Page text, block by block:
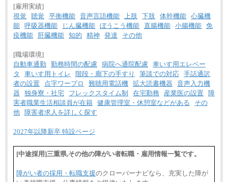
[雇用実績]
視覚
聴覚 平衡機能 音声言語機能 上肢 下肢 体幹機能 心臓機
能 呼吸器機能 じん臓機能 ぼうこう機能 直腸機能 小腸機能 免
疫機能
肝臓機能 知的 精神 発達 その他
[職場環境]
自動車通勤
勤務時間の配慮 病院へ通院配慮 車いす用エレベー
タ
車いす用トイレ 階段・廊下の手すり 筆談での対応 手話通訳
者の設置
点字ワープロ 難聴用電話機 拡大読書機器
音声入力機
器
独身寮・社宅 フレックスタイム制 在宅勤務 産業医の設置
障
害者職業生活相談員が在籍 健康管理室・休憩室などがある
その
他
障害者求人を詳しく探す
2027年以降新卒 特設ページ
[中途採用]三重県,その他の障がい者転職・雇用情報一覧です。
障がい者の採用・転職支援のクローバーナビなら、充実した障が